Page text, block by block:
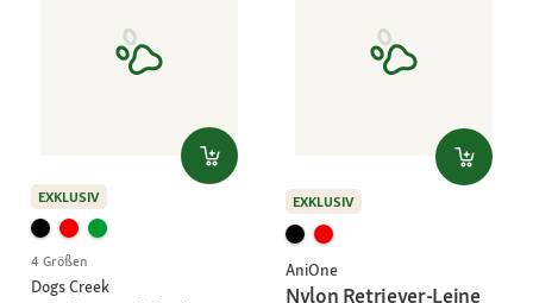
EXKLUSIV
4 Größen
Dogs Creek
EXKLUSIV
AniOne
Nylon Retriever-Leine